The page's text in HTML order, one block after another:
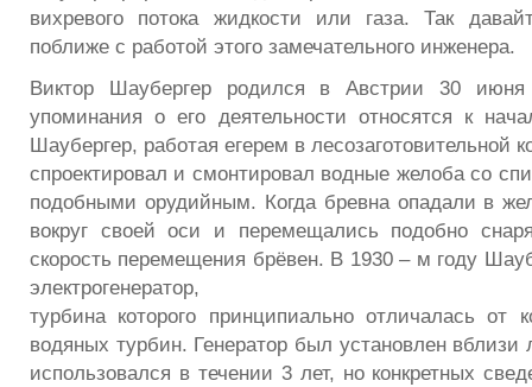
вихревого потока жидкости или газа. Так
поближе с работой этого замечательного инженера.
Виктор Шаубергер родился в Австрии 30
упоминания о его деятельности относятся к
Шаубергер, работая егерем в лесозаготовительной
спроектировал и смонтировал водные желоба со
подобными орудийным. Когда бревна опадали в
вокруг своей оси и перемещались подобно
скорость перемещения брёвен. В 1930 – м году
электрогенератор,
турбина которого принципиально отличалась от
водяных турбин. Генератор был установлен
использовался в течении 3 лет, но конкретных